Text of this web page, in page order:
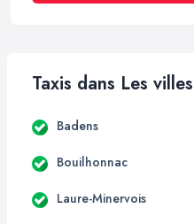
Taxis dans Les
Badens
Bouilhonnac
Laure-Minervois